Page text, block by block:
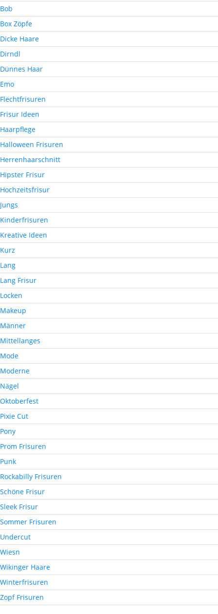
Bob
Box Zöpfe
Dicke Haare
Dirndl
Dünnes Haar
Emo
Flechtfrisuren
Frisur Ideen
Haarpflege
Halloween Frisuren
Herrenhaarschnitt
Hipster Frisur
Hochzeitsfrisur
Jungs
Kinderfrisuren
Kreative Ideen
Kurz
Lang
Lang Frisur
Locken
Makeup
Männer
Mittellanges
Mode
Moderne
Nägel
Oktoberfest
Pixie Cut
Pony
Prom Frisuren
Punk
Rockabilly Frisuren
Schöne Frisur
Sleek Frisur
Sommer Frisuren
Undercut
Wiesn
Wikinger Haare
Winterfrisuren
Zopf Frisuren